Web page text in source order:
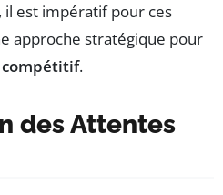
il est impératif pour ces
approche stratégique pour
.
des Attentes